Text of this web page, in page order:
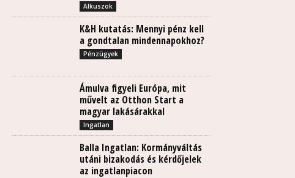
Alkuszok
K&H kutatás: Mennyi pénz kell
a gondtalan mindennapokhoz?
Pénzügyek
Ámulva figyeli Európa, mit
művelt az Otthon Start a
magyar lakásárakkal
Ingatlan
Balla Ingatlan: Kormányváltás
utáni bizakodás és kérdőjelek
az ingatlanpiacon